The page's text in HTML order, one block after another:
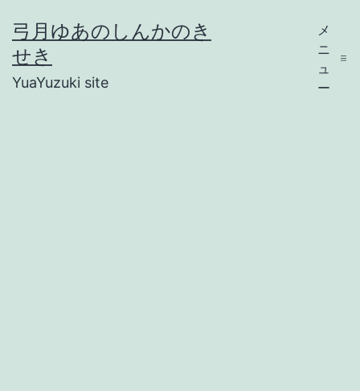
ン
テ
弓月ゆあのしんかのき
せき
YuaYuzuki site
メ
ニ
ュ
ー